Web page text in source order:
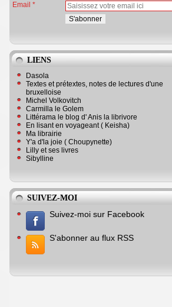
Email
LIENS
Dasola
Textes et prétextes, notes de lectures d'une
bruxelloise
Michel Volkovitch
Carmilla le Golem
Littérama le blog d' Anis la librivore
En lisant en voyageant ( Keisha)
Ma librairie
Y'a d'la joie ( Choupynette)
Lilly et ses livres
Sibylline
SUIVEZ-MOI
Suivez-moi sur Facebook
S'abonner au flux RSS